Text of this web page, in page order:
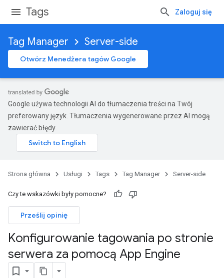
Tags Zaloguj się
Tag Manager Server-side
Otwórz Menedżera tagów Google
Google używa technologii AI do tłumaczenia treści na Twój
preferowany język. Tłumaczenia wygenerowane przez AI mogą
zawierać błędy.
Strona główna Usługi Tags Tag Manager Server-side
Czy te wskazówki były pomocne?
Prześlij opinię
Konfigurowanie tagowania po stronie
serwera za pomocą App Engine